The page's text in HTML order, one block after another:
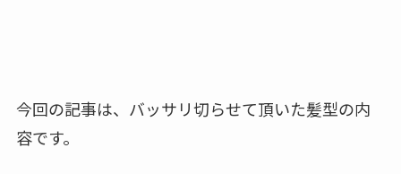
今回の記事は、バッサリ切らせて頂いた髪型の内
容です。